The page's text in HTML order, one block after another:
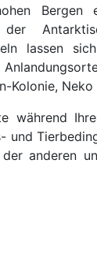
Bergen
der
lassen
Kolonie,
während
und
anderen